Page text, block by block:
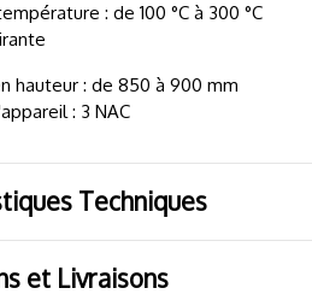
: de 100 °C à 300 °C
hauteur : de 850 à 900 mm
: 3 NAC
Techniques
et Livraisons